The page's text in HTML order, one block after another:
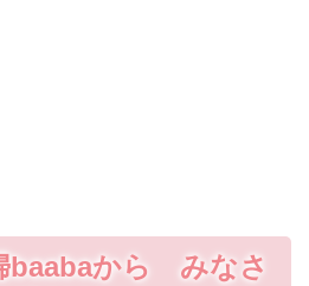
baabaから みなさ